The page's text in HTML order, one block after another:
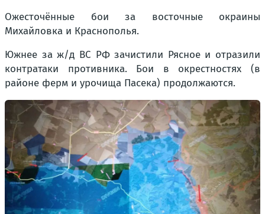
Ожесточённые бои за восточные окраины
Михайловка и Краснополья.
Южнее за ж/д ВС РФ зачистили Рясное и отразили
контратаки противника. Бои в окрестностях (в
районе ферм и урочища Пасека) продолжаются.